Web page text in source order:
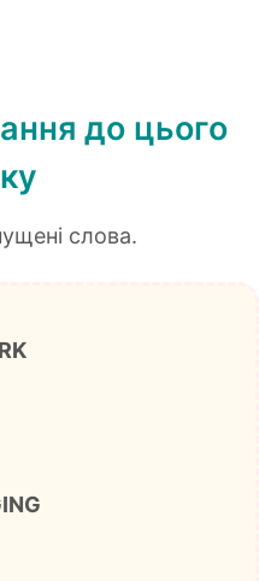
до цього
слова.